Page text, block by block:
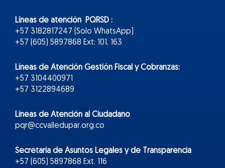
Líneas de atención PQRSD :
+57 3182817247 (Solo WhatsApp)
+57 (605) 5897868 Ext: 101, 163
Líneas de Atención Gestión Fiscal y Cobranzas:
+57 3104400971
+57 3122894689
Líneas de Atención al Ciudadano
pqr@ccvalledupar.org.co
Secretaría de Asuntos Legales y de Transparencia
+57 (605) 5897868 Ext. 116